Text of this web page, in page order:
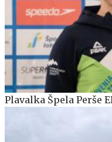
Plavalka Špela Perše